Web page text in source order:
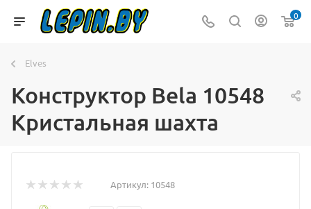
0
Elves
Конструктор Bela 10548
Кристальная шахта
Артикул: 10548